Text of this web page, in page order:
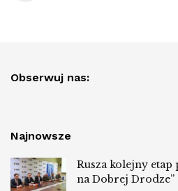
Obserwuj nas:
Najnowsze
Rusza kolejny
na Dobrej Drodze”